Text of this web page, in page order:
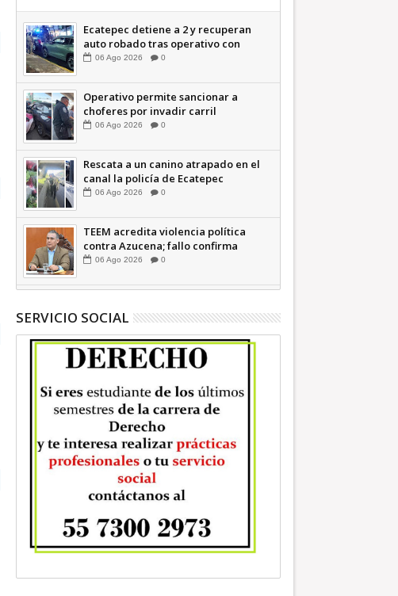
Ecatepec detiene a 2 y recuperan
auto robado tras operativo con
Tecámac +Video | INFORMATIVA
06 Ago 2026 0
Operativo permite sancionar a
choferes por invadir carril
confinado: Ecatepec +Video |
06 Ago 2026 0
Rescata a un canino atrapado en el
canal la policía de Ecatepec
INFORMATIVA
06 Ago 2026 0
TEEM acredita violencia política
contra Azucena; fallo confirma
guerra sucia: Octavio Martínez
06 Ago 2026 0
SERVICIO SOCIAL